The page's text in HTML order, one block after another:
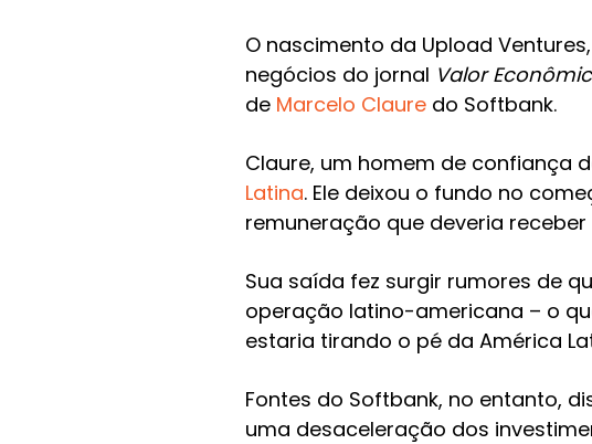
O nascimento da Upload
negócios do jornal Valor
de Marcelo Clauredo Softbank.
Claure, um homem de confiança
Latina. Ele deixou o fundo no
remuneração que deveria
Sua saída fez surgir rumores de
operação latino-americana – o
estaria tirando o pé da América
Fontes do Softbank, no entanto,
uma desaceleração dos